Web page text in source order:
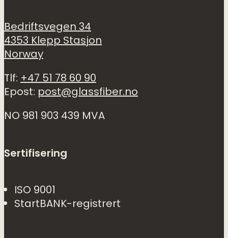
Bedriftsvegen 34
4353 Klepp Stasjon
Norway
Tlf:+47 51 78 60 90
Epost: post@glassfiber.no
NO 981 903 439 MVA
Sertifisering
ISO 9001
StartBANK-registrert